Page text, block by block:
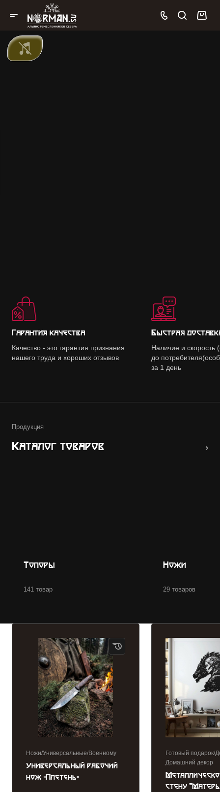
Гарантия качества
Качество - это гарантия признания
нашего труда и хороших отзывов
Быстрая
Наличие и скорость
до
за 1 день
Продукция
Каталог товаров
Топоры
141 товар
Ножи
29 товаров
Ножи/Универсальные/Военному
Универсальный рабочий
нож «Плетень»
Готовый подарок/
Домашний декор
стену